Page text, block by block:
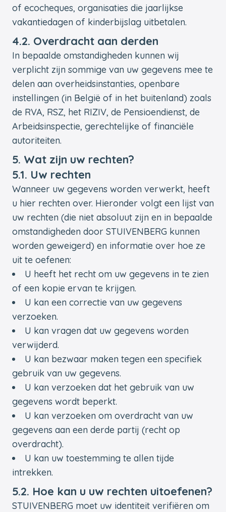
of ecocheques, organisaties die jaarlijkse
vakantiedagen of kinderbijslag uitbetalen.
4.2. Overdracht aan derden
In bepaalde omstandigheden kunnen wij
verplicht zijn sommige van uw gegevens mee te
delen aan overheidsinstanties, openbare
instellingen (in België of in het buitenland) zoals
de RVA, RSZ, het RIZIV, de Pensioendienst, de
Arbeidsinspectie, gerechtelijke of financiële
autoriteiten.
5. Wat zijn uw rechten?
5.1. Uw rechten
Wanneer uw gegevens worden verwerkt, heeft
u hier rechten over. Hieronder volgt een lijst van
uw rechten (die niet absoluut zijn en in bepaalde
omstandigheden door STUIVENBERG kunnen
worden geweigerd) en informatie over hoe ze
uit te oefenen:
U heeft het recht om uw gegevens in te zien
of een kopie ervan te krijgen.
U kan een correctie van uw gegevens
verzoeken.
U kan vragen dat uw gegevens worden
verwijderd.
U kan bezwaar maken tegen een specifiek
gebruik van uw gegevens.
U kan verzoeken dat het gebruik van uw
gegevens wordt beperkt.
U kan verzoeken om overdracht van uw
gegevens aan een derde partij (recht op
overdracht).
U kan uw toestemming te allen tijde
intrekken.
5.2. Hoe kan u uw rechten uitoefenen?
STUIVENBERG moet uw identiteit verifiëren om